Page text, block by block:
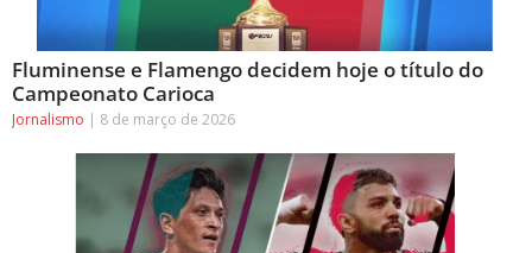
Fluminense e Flamengo decidem hoje o título do
Campeonato Carioca
Jornalismo 8 de março de 2026